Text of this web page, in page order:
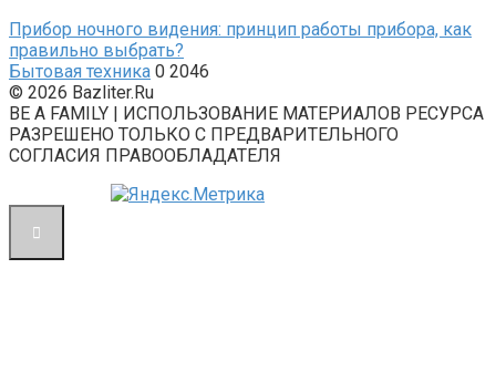
Прибор ночного видения: принцип работы прибора, как
правильно выбрать?
Бытовая техника 0 2046
© 2026 Bazliter.Ru
BE A FAMILY | ИСПОЛЬЗОВАНИЕ МАТЕРИАЛОВ РЕСУРСА
РАЗРЕШЕНО ТОЛЬКО С ПРЕДВАРИТЕЛЬНОГО
СОГЛАСИЯ ПРАВООБЛАДАТЕЛЯ